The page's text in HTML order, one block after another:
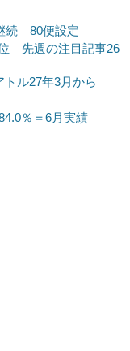
続 80便設定
先週の注目記事26
ル27年3月から
％＝6月実績